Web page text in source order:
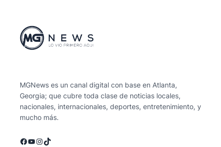
MGNews es un canal digital con base en Atlanta,
Georgia; que cubre toda clase de noticias locales,
nacionales, internacionales, deportes, entretenimiento, y
mucho más.
Facebook
YouTube
Instagram
TikTok